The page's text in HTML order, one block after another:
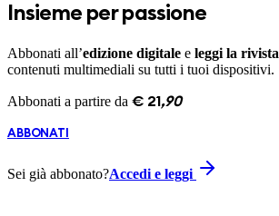
Insieme per passione
Abbonati all’edizione digitale e leggi la rivista
contenuti multimediali su tutti i tuoi dispositivi.
Abbonati a partire da € 21,90
ABBONATI
Sei già abbonato?Accedi e leggi